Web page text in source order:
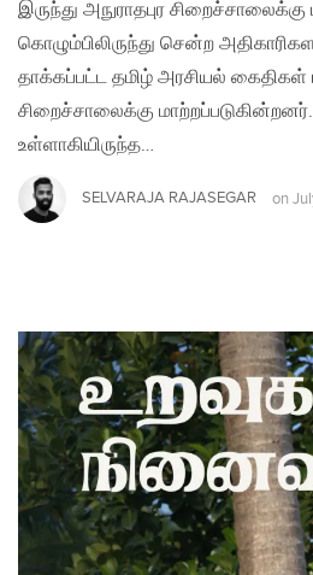
இருந்து அநுராதபுர சிறைச்சாலைக்கு
கொழும்பிலிருந்து சென்ற
தாக்கப்பட்ட தமிழ் அரசியல்
சிறைச்சாலைக்கு
உள்ளாகியிருந்த…
SELVARAJA RAJASEGAR on